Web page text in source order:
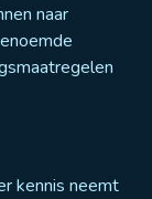
naar
kennis neemt